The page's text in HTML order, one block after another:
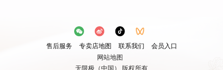
售后服务 专卖店地图 联系我们
会员入口
网站地图
无限极（中国） 版权所有